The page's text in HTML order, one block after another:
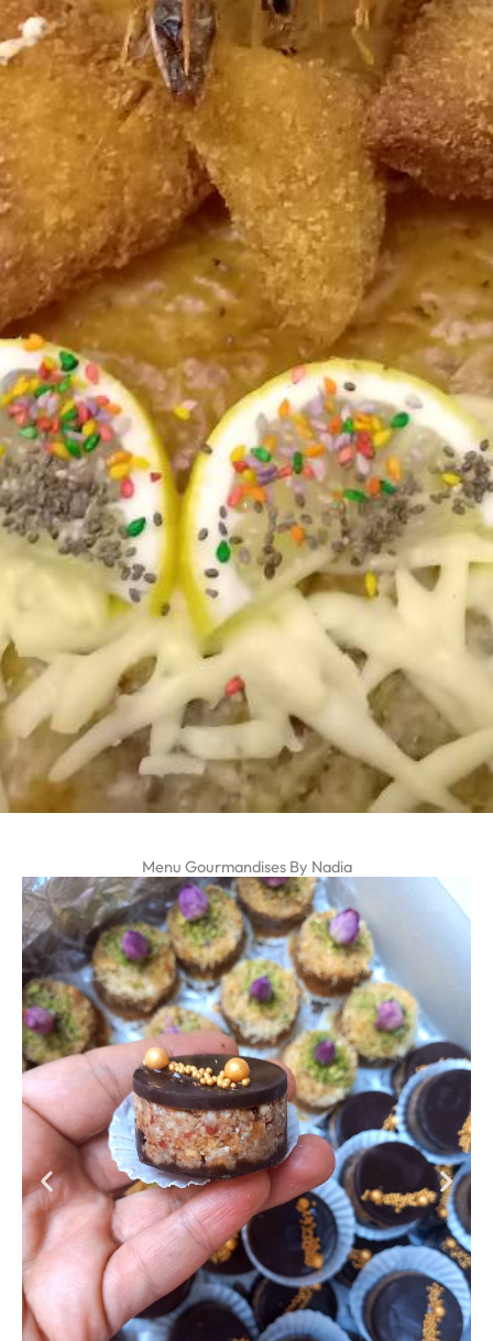
Menu Gourmandises By Nadia